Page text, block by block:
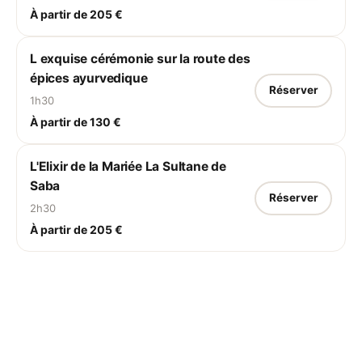
À partir de 205 €
L exquise cérémonie sur la route des
épices ayurvedique
1h30
À partir de 130 €
Réserver
L'Elixir de la Mariée La Sultane de
Saba
2h30
À partir de 205 €
Réserver